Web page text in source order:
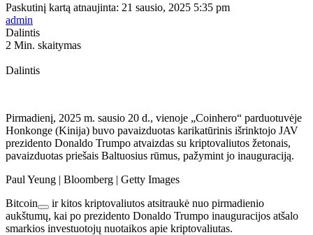
Paskutinį kartą atnaujinta: 21 sausio, 2025 5:35 pm
admin
Dalintis
2 Min. skaitymas
Dalintis
Pirmadienį, 2025 m. sausio 20 d., vienoje „Coinhero“ parduotuvėje
Honkonge (Kinija) buvo pavaizduotas karikatūrinis išrinktojo JAV
prezidento Donaldo Trumpo atvaizdas su kriptovaliutos žetonais,
pavaizduotas priešais Baltuosius rūmus, pažymint jo inauguraciją.
Paul Yeung | Bloomberg | Getty Images
Bitcoin
ir kitos kriptovaliutos atsitraukė nuo pirmadienio
aukštumų, kai po prezidento Donaldo Trumpo inauguracijos atšalo
smarkios investuotojų nuotaikos apie kriptovaliutas.